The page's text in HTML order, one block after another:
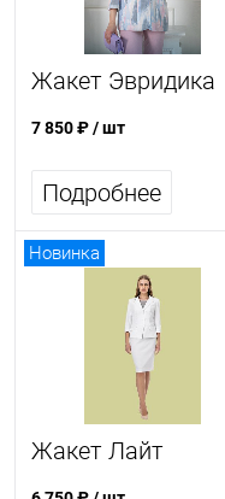
Жакет Эвридика
7 850 ₽/ шт
Подробнее
Новинка
Жакет Лайт